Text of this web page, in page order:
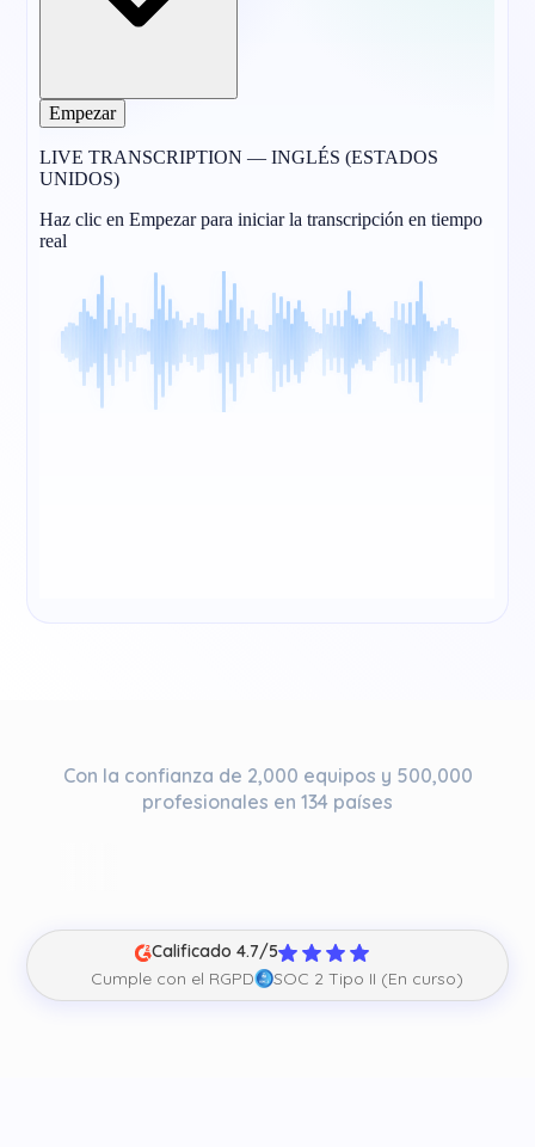
Con la confianza de 2,000 equipos y 500,000
profesionales en 134 países
Calificado 4.7/5
Cumple con el RGPD
SOC 2 Tipo II (En curso)